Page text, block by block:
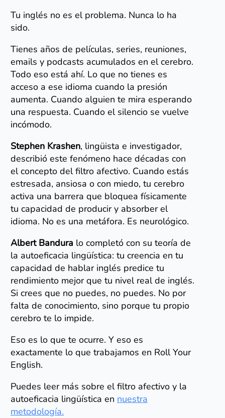
Tu inglés no es el problema. Nunca lo ha
sido.
Tienes años de películas, series, reuniones,
emails y podcasts acumulados en el cerebro.
Todo eso está ahí. Lo que no tienes es
acceso a ese idioma cuando la presión
aumenta. Cuando alguien te mira esperando
una respuesta. Cuando el silencio se vuelve
incómodo.
Stephen Krashen, lingüista e investigador,
describió este fenómeno hace décadas con
el concepto del filtro afectivo. Cuando estás
estresada, ansiosa o con miedo, tu cerebro
activa una barrera que bloquea físicamente
tu capacidad de producir y absorber el
idioma. No es una metáfora. Es neurológico.
Albert Bandura lo completó con su teoría de
la autoeficacia lingüística: tu creencia en tu
capacidad de hablar inglés predice tu
rendimiento mejor que tu nivel real de inglés.
Si crees que no puedes, no puedes. No por
falta de conocimiento, sino porque tu propio
cerebro te lo impide.
Eso es lo que te ocurre. Y eso es
exactamente lo que trabajamos en Roll Your
English.
Puedes leer más sobre el filtro afectivo y la
autoeficacia lingüística en nuestra
metodología.